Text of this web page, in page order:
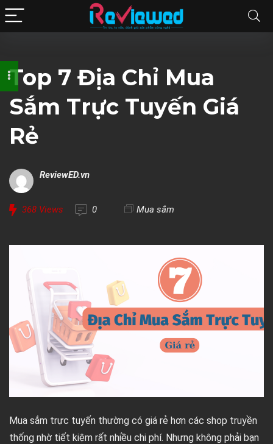
Top 7 Địa Chỉ Mua
Sắm Trực Tuyến Giá
Rẻ
ReviewED.vn
368 Views 0 Mua sắm
Mua sắm trực tuyến thường có giá rẻ hơn các shop truyền
thống nhờ tiết kiệm rất nhiều chi phí. Nhưng không phải bạn